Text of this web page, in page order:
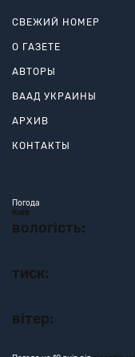
СВЕЖИЙ НОМЕР
О ГАЗЕТЕ
АВТОРЫ
ВААД УКРАИНЫ
АРХИВ
КОНТАКТЫ
Погода
Київ
вологість:
тиск:
вітер: